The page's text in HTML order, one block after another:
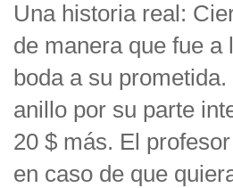
Una historia real:
de manera que fue
boda a su
anillo por su parte
20 $ más. El
en caso de que